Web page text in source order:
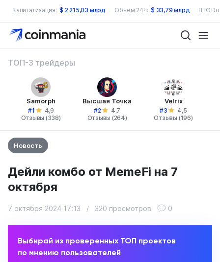
Капитализация: $ 2 215,03 млрд Объем 24ч: $ 33,79 млрд BTC
ТОП-3 трейдеры
Samorph
#1
4,9
Отзывы (338)
Высшая Точка
#2
4,7
Отзывы (264)
Velrix
#3
4,5
Отзывы (196)
Новость
Дейли комбо от MemeFi на 7
октября
7 октября 2024 17:13 / 320 просмотров 0
Выбирай из проверенных ТОП проектов
по мнению пользователей